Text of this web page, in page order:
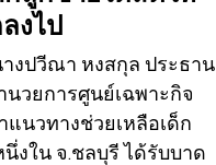
งไป
างปวีณา หงสกุล ประธาน
วยการศูนย์เฉพาะกิจ
นวทางช่วยเหลือเด็ก
งใน จ.ชลบุรี ได้รับบาด